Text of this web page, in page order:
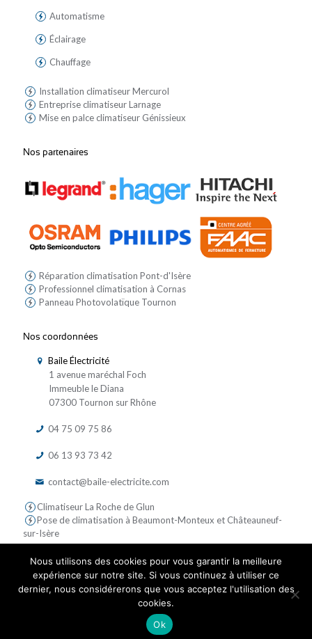
Automatisme
Éclairage
Chauffage
Installation climatiseur Mercurol
Entreprise climatiseur Larnage
Mise en palce climatiseur Génissieux
Nos partenaires
Réparation climatisation Pont-d'Isère
Professionnel climatisation à Cornas
Panneau Photovolatïque Tournon
Nos coordonnées
Baile Électricité
1 avenue maréchal Foch
Immeuble le Diana
07300 Tournon sur Rhône
04 75 09 75 86
06 13 93 73 42
contact@baile-electricite.com
Climatiseur La Roche de Glun
Pose de climatisation à Beaumont-Monteux et Châteauneuf-
sur-Isère
© 2019 Baile Electricite - Tous droits réservés | Réalisé par
LICOM Développement |Mentions Légales
Nous utilisons des cookies pour vous garantir la meilleure
expérience sur notre site. Si vous continuez à utiliser ce
dernier, nous considérerons que vous acceptez l'utilisation des
cookies.
Ok